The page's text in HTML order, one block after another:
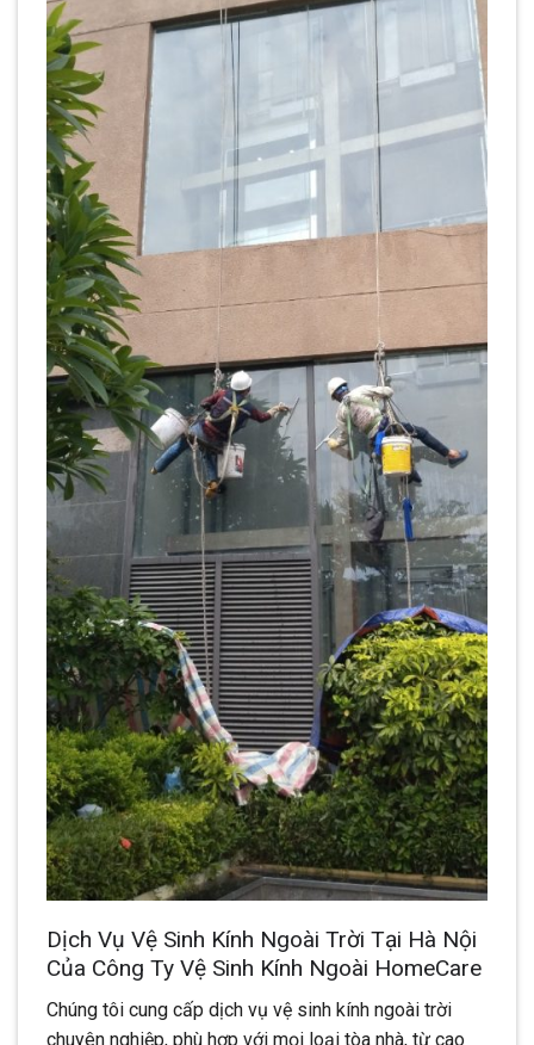
Dịch Vụ Vệ Sinh Kính Ngoài Trời Tại Hà Nội
Của Công Ty Vệ Sinh Kính Ngoài HomeCare
Chúng tôi cung cấp dịch vụ vệ sinh kính ngoài trời
chuyên nghiệp, phù hợp với mọi loại tòa nhà, từ cao